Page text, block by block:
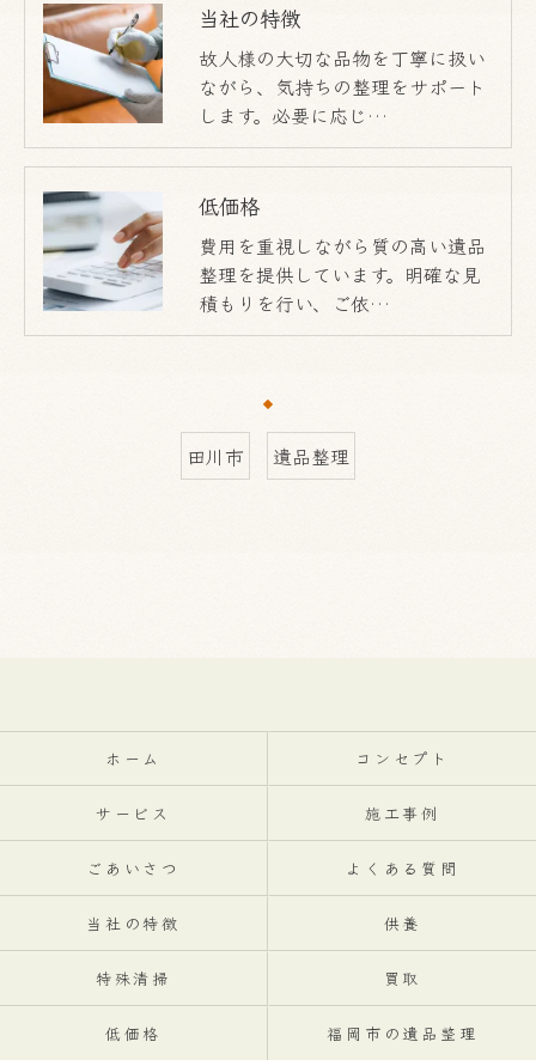
当社の特徴
故人様の大切な品物を丁寧に扱い
ながら、気持ちの整理をサポート
します。必要に応じ…
低価格
費用を重視しながら質の高い遺品
整理を提供しています。明確な見
積もりを行い、ご依…
田川市 遺品整理
ホーム コンセプト
サービス 施工事例
ごあいさつ よくある質問
当社の特徴 供養
特殊清掃 買取
低価格 福岡市の遺品整理